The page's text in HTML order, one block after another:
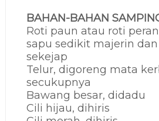
BAHAN-BAHAN
Roti paun atau roti
sapu sedikit majerin
sekejap
Telur, digoreng mata
secukupnya
Bawang besar, didadu
Cili hijau, dihiris